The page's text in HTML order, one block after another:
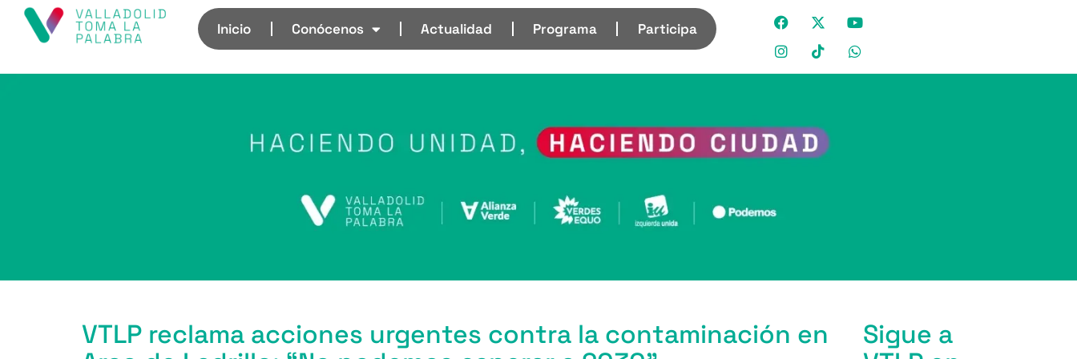
Inicio Conócenos Actualidad Programa Participa
VTLP reclama acciones urgentes contra la contaminación en
Sigue a